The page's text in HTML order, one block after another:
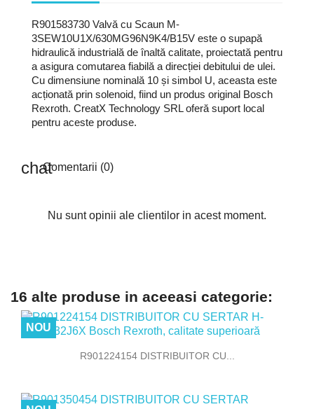
R901583730 Valvă cu Scaun M-
3SEW10U1X/630MG96N9K4/B15V este o supapă
hidraulică industrială de înaltă calitate, proiectată pentru
a asigura comutarea fiabilă a direcției debitului de ulei.
Cu dimensiune nominală 10 și simbol U, aceasta este
acționată prin solenoid, fiind un produs original Bosch
Rexroth. CreatX Technology SRL oferă suport local
pentru aceste produse.
Comentarii (0)
Nu sunt opinii ale clientilor in acest moment.
16 alte produse in aceeasi categorie:
R901224154 DISTRIBUITOR CU...
NOU